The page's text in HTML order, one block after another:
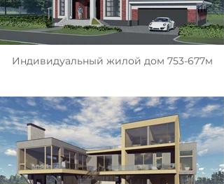
Индивидуальный жилой дом 753-677м